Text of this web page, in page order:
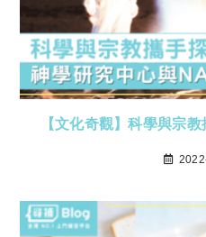
【文化奇觀】科學與宗